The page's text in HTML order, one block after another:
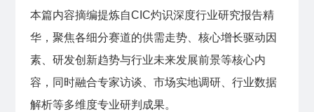
本篇内容摘编提炼自CIC灼识深度行业研究报告精
华，聚焦各细分赛道的供需走势、核心增长驱动因
素、研发创新趋势与行业未来发展前景等核心内
容，同时融合专家访谈、市场实地调研、行业数据
解析等多维度专业研判成果。